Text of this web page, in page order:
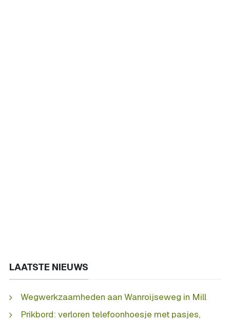
LAATSTE NIEUWS
Wegwerkzaamheden aan Wanroijseweg in Mill
Prikbord: verloren telefoonhoesje met pasjes,